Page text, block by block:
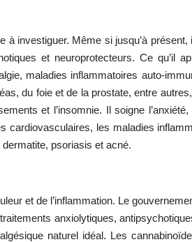
à investiguer. Même si jusqu’à
et neuroprotecteurs. Ce qu’il
maladies inflammatoires auto-
du foie et de la prostate, entre
et l’insomnie. Il soigne
les maladies
psoriasis et acné.
et de l’inflammation. Le
anxiolytiques,
naturel idéal. Les